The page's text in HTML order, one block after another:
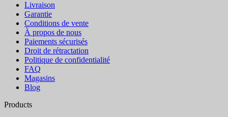
Livraison
Garantie
Conditions de vente
À propos de nous
Paiements sécurisés
Droit de rétractation
Politique de confidentialité
FAQ
Magasins
Blog
Products